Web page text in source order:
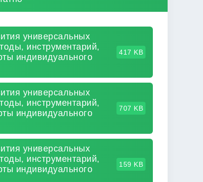
универсальных
инструментарий,
индивидуального
417 KB
универсальных
инструментарий,
индивидуального
707 KB
универсальных
инструментарий,
индивидуального
159 KB